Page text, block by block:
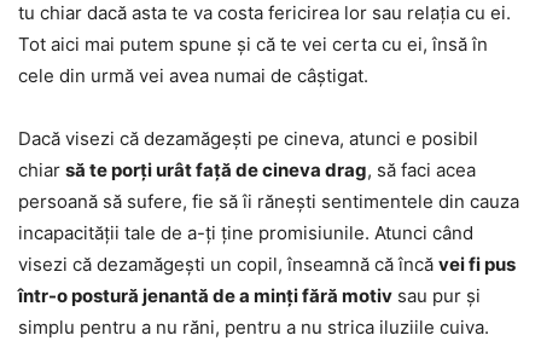
tu chiar dacă asta te va costa fericirea lor sau relația cu ei.
Tot aici mai putem spune și că te vei certa cu ei, însă în
cele din urmă vei avea numai de câștigat.
Dacă visezi că dezamăgești pe cineva, atunci e posibil
chiar să te porți urât față de cineva drag, să faci acea
persoană să sufere, fie să îi rănești sentimentele din cauza
incapacității tale de a-ți ține promisiunile. Atunci când
visezi că dezamăgești un copil, înseamnă că încă vei fi pus
într-o postură jenantă de a minți fără motiv sau pur și
simplu pentru a nu răni, pentru a nu strica iluziile cuiva.